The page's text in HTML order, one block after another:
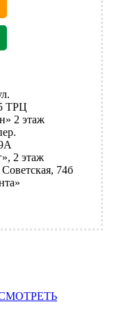
ТРЦ
2 этаж
2 этаж
74б